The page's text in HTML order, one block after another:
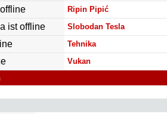
Ripin Pipić
Slobodan Tesla
Tehnika
Vukan